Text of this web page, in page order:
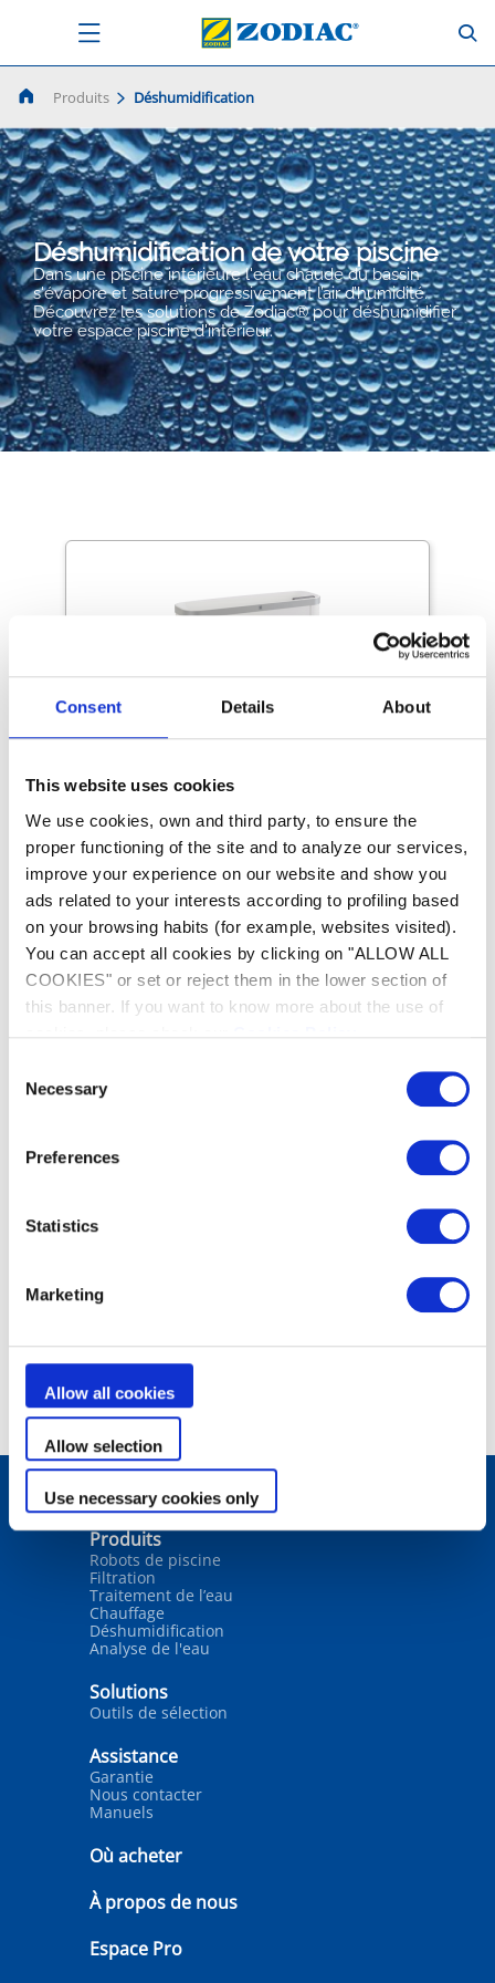
Consent Details About
This website uses cookies
We use cookies, own and third party, to ensure the
proper functioning of the site and to analyze our services,
improve your experience on our website and show you
ads related to your interests according to profiling based
on your browsing habits (for example, websites visited).
You can accept all cookies by clicking on "ALLOW ALL
COOKIES" or set or reject them in the lower section of
this banner. If you want to know more about the use of
Selection
Necessary
Preferences
Statistics
Marketing
Allow all cookies
Allow selection
Use necessary cookies only
Produits Déshumidification
Déshumidification de votre piscine
Dans une piscine intérieure l'eau chaude du bassin
s'évapore et sature progressivement l’air d’humidité.
Découvrez les solutions de Zodiac® pour déshumidifier
votre espace piscine d'intérieur.
Déshumidificateurs
d’ambiance
LE CHOIX DE LA SIMPLICITÉ
POUR LES PETITES PISCINES
Ces appareils monobloc sont dédiés aux
petits volumes. Leur installation ne
requiert ni travaux ni gainage. Les
solution en ambiance est la plus simple et
Produits
Robots de piscine
Filtration
Traitement de l’eau
Chauffage
Déshumidification
Analyse de l'eau
Solutions
Outils de sélection
Assistance
Garantie
Nous contacter
Manuels
Où acheter
À propos de nous
Espace Pro